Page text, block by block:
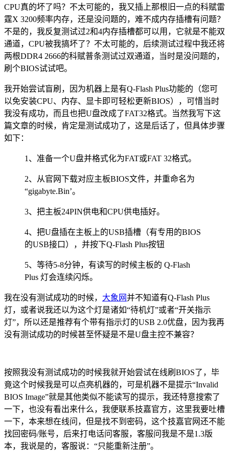
CPU真的坏了吗？不太可能的，我又插上那根旧一点的科赋雷
霆X 3200频率内存，还是没问题的，难不成内存插槽有问题？
不是的，我反复测试过2和4内存插槽都可以用，它就是不能双
通道，CPU被我搞坏了？不太可能的，后续测试过程中我还将
两根DDR4 2666的科赋普条测试过双通道，当时是没问题的，
刷个BIOS试试吧。
我开始尝试盲刷，因为机器上是有Q-Flash Plus功能的（您可
以免安装CPU、内存、显卡即可轻松更新BIOS），可惜当时
我没有成功，而且也把U盘改成了FAT32格式。当然我写下这
篇文章的时候，肯定是测试成功了，这是后话了，但具体步骤
如下：
1、准备一个U盘并格式化为FAT或FAT 32格式。
2、从官网下载对应主板BIOS文件，并重命名为
“gigabyte.Bin’。
3、把主板24PIN供电和CPU供电插好。
4、把U盘插在主板上的USB插槽（有专用的BIOS
的USB接口），并按下Q-Flash Plus按钮
5、等待5-8分钟，有读写的时候主板的 Q-Flash
Plus 灯会连续闪烁。
我在没有测试成功的时候， 大象网并不知道有Q-Flash Plus
灯，或者说我还以为这个灯是诸如“待机灯”或者“开关指示
灯”，所以还是推荐有个带有指示灯的USB 2.0优盘，因为我再
没有测试成功的时候甚至怀疑是不是U盘主控不兼容？
按照我没有测试成功的时候我就开始尝试在线刷BIOS了，毕
竟这个时候我是可以点亮机器的，可是机器不是提示“Invalid
BIOS Image”就是其他类似不能读写的提示，我还特意搜索了
一下，也没有看出来什么，我便联系技嘉官方，这里我要吐槽
一下，本来想在线问，但是找不到密码，这个技嘉官网还不能
找回密码/账号，后来打电话问客服，客服问我是不是1.3版
本，我说是的，客服说：“只能重新注册”。